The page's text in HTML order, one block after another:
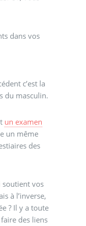
dans vos
c’est la
du masculin.
un examen
un même
des
soutient vos
à l’inverse,
? Il y a toute
des liens